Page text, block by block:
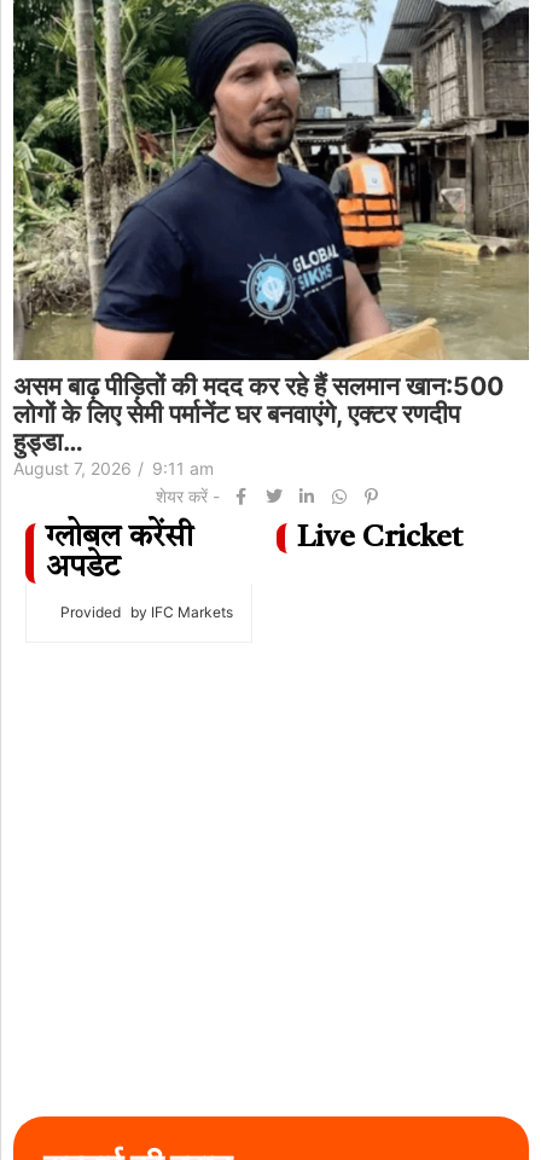
असम बाढ़ पीड़ितों की मदद कर रहे हैं सलमान खान:500
लोगों के लिए सेमी पर्मानेंट घर बनवाएंगे, एक्टर रणदीप
हुड्डा…
August 7, 2026 / 9:11 am
शेयर करें -
ग्लोबल करेंसी
अपडेट
Provided by IFC Markets
Live Cricket